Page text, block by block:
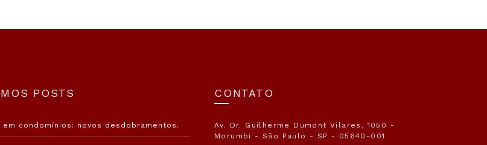
POSTS
em condomínios: novos desdobramentos.
CONTATO
Av. Dr. Guilherme Dumont Vilares, 1050 -
Morumbi - São Paulo - SP - 05640-001